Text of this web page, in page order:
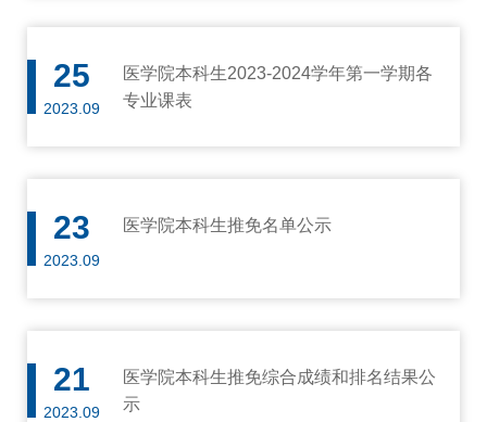
25
2023.09
医学院本科生2023-2024学年第一学期各
专业课表
23
2023.09
医学院本科生推免名单公示
21
2023.09
医学院本科生推免综合成绩和排名结果公
示